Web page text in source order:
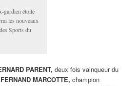
gardien étoile
les nouveaux
Sports du
PARENT, deux fois vainqueur du
FERNAND MARCOTTE, champion